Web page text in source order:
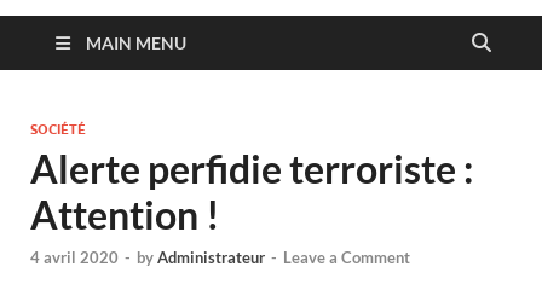
MAIN MENU
SOCIÉTÉ
Alerte perfidie terroriste :
Attention !
4 avril 2020 - byAdministrateur - Leave a Comment